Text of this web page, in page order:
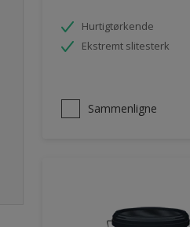
Hurtigtørkende
Ekstremt slitesterk
Sammenligne